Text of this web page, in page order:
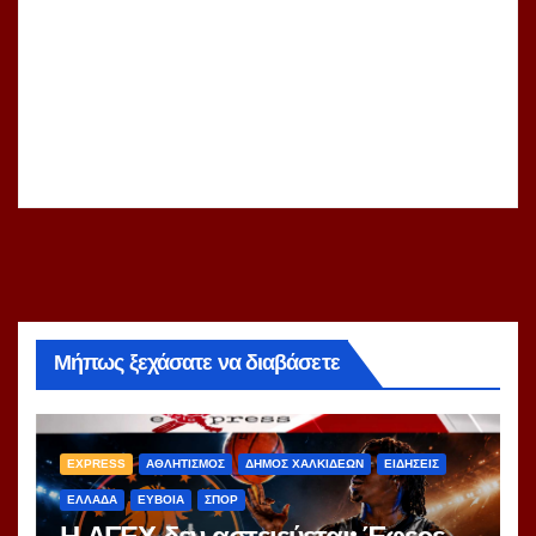
Μήπως ξεχάσατε να διαβάσετε
EXPRESS ΑΘΛΗΤΙΣΜΟΣ ΔΗΜΟΣ ΧΑΛΚΙΔΕΩΝ ΕΙΔΗΣΕΙΣ
ΕΛΛΑΔΑ ΕΥΒΟΙΑ ΣΠΟΡ